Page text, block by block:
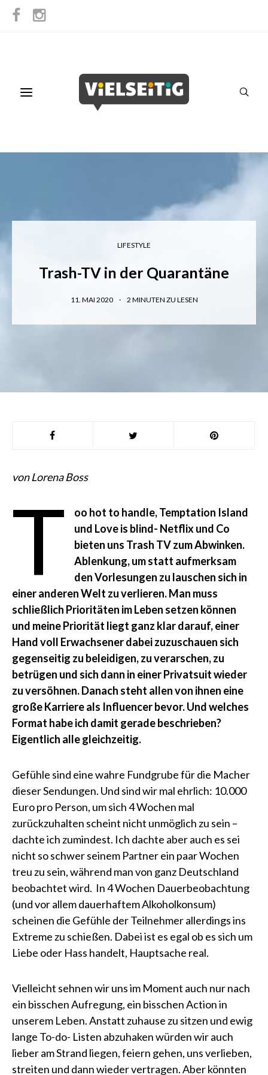
LIFESTYLE
Trash-TV in der Quarantäne
11. MAI 2020 2 MINUTEN ZU LESEN
von Lorena Boss
T
oo hot to handle, Temptation Island
und Love is blind- Netflix und Co
bieten uns Trash TV zum Abwinken.
Ablenkung, um statt aufmerksam
den Vorlesungen zu lauschen sich in
einer anderen Welt zu verlieren. Man muss
schließlich Prioritäten im Leben setzen können
und meine Priorität liegt ganz klar darauf, einer
Hand voll Erwachsener dabei zuzuschauen sich
gegenseitig zu beleidigen, zu verarschen, zu
betrügen und sich dann in einer Privatsuit wieder
zu versöhnen. Danach steht allen von ihnen eine
große Karriere als Influencer bevor. Und welches
Format habe ich damit gerade beschrieben?
Eigentlich alle gleichzeitig.
Gefühle sind eine wahre Fundgrube für die Macher
dieser Sendungen. Und sind wir mal ehrlich: 10.000
Euro pro Person, um sich 4 Wochen mal
zurückzuhalten scheint nicht unmöglich zu sein –
dachte ich zumindest. Ich dachte aber auch es sei
nicht so schwer seinem Partner ein paar Wochen
treu zu sein, während man von ganz Deutschland
beobachtet wird. In 4 Wochen Dauerbeobachtung
(und vor allem dauerhaftem Alkoholkonsum)
scheinen die Gefühle der Teilnehmer allerdings ins
Extreme zu schießen. Dabei ist es egal ob es sich um
Liebe oder Hass handelt, Hauptsache real.
Vielleicht sehnen wir uns im Moment auch nur nach
ein bisschen Aufregung, ein bisschen Action in
unserem Leben. Anstatt zuhause zu sitzen und ewig
lange To-do- Listen abzuhaken würden wir auch
lieber am Strand liegen, feiern gehen, uns verlieben,
streiten und dann wieder vertragen. Aber könnten